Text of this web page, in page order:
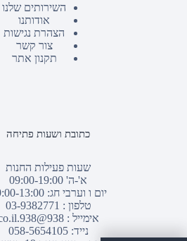
השירותים שלנו
אודותנו
הצהרת נגישות
צור קשר
תקנון אתר
כתובת ושעות פתיחה
שעות פעילות החנות
א'-ה' 09:00-19:00
יום ו וערבי חג: 09:00-13:00
טלפון : 03-9382771
אימייל :938@938.co.il
נייד: 058-5654105